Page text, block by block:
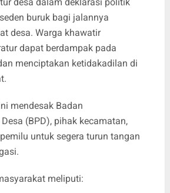
buruk bagi jalannya
desa. Warga khawatir
dapat berdampak pada
menciptakan ketidakadilan di
mendesak Badan
(BPD), pihak kecamatan,
untuk segera turun tangan
meliputi: